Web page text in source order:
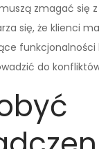
zmagać się
się, że klienci
funkcjonalności
do